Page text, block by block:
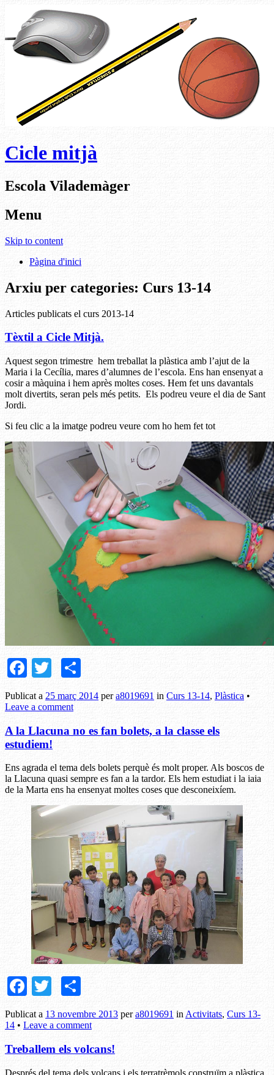
Cicle mitjà
Escola Vilademàger
Menu
Skip to content
Pàgina d'inici
Arxiu per categories: Curs 13-14
Articles publicats el curs 2013-14
Tèxtil a Cicle Mitjà.
Aquest segon trimestre hem treballat la plàstica amb l’ajut de la
Maria i la Cecília, mares d’alumnes de l’escola. Ens han ensenyat a
cosir a màquina i hem après moltes coses. Hem fet uns davantals
molt divertits, seran pels més petits. Els podreu veure el dia de Sant
Jordi.
Si feu clic a la imatge podreu veure com ho hem fet tot
Facebook
Twitter
Publicat a 25 març 2014 pera8019691 in Curs 13-14, Plàstica •
Leave a comment
A la Llacuna no es fan bolets, a la classe els
estudiem!
Ens agrada el tema dels bolets perquè és molt proper. Als boscos de
la Llacuna quasi sempre es fan a la tardor. Els hem estudiat i la iaia
de la Marta ens ha ensenyat moltes coses que desconeixíem.
Facebook
Twitter
Publicat a 13 novembre 2013 pera8019691 in Activitats, Curs 13-
14 • Leave a comment
Treballem els volcans!
Després del tema dels volcans i els terratrèmols construïm a plàstica